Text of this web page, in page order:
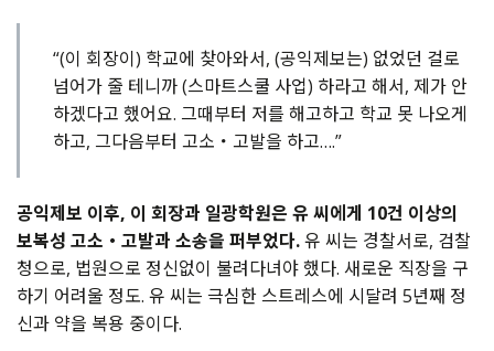
“(이 회장이) 학교에 찾아와서, (공익제보는) 없었던 걸로
넘어가 줄 테니까 (스마트스쿨 사업) 하라고 해서, 제가 안
하겠다고 했어요. 그때부터 저를 해고하고 학교 못 나오게
하고, 그다음부터 고소・고발을 하고….”
공익제보 이후, 이 회장과 일광학원은 유 씨에게 10건 이상의
보복성 고소・고발과 소송을 퍼부었다.유 씨는 경찰서로, 검찰
청으로, 법원으로 정신없이 불려다녀야 했다. 새로운 직장을 구
하기 어려울 정도. 유 씨는 극심한 스트레스에 시달려 5년째 정
신과 약을 복용 중이다.